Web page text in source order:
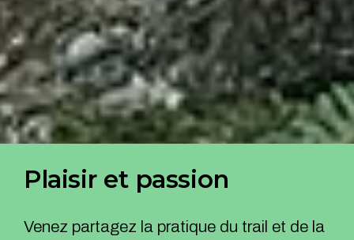
Plaisir et passion
Venez partagez la pratique du trail et de la